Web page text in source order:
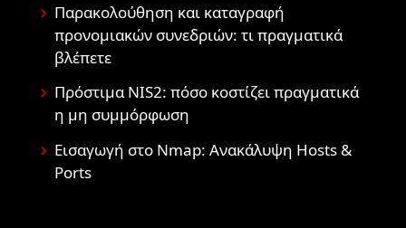
Παρακολούθηση και καταγραφή
προνομιακών συνεδριών: τι πραγματικά
βλέπετε
Πρόστιμα NIS2: πόσο κοστίζει πραγματικά
η μη συμμόρφωση
Εισαγωγή στο Nmap: Ανακάλυψη Hosts &
Ports